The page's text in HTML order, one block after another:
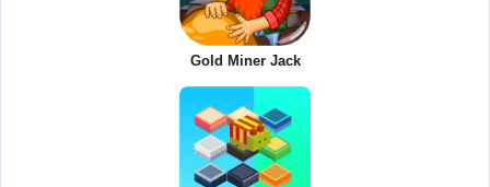
Gold Miner Jack